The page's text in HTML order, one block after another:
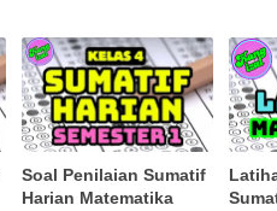
Soal Penilaian Sumatif
Harian Matematika